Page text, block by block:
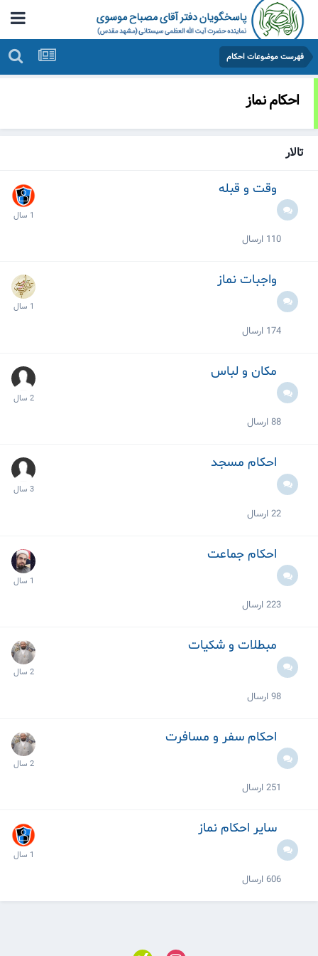
فهرست موضوعات احکام
احکام نماز
تالار
وقت و قبله
110 ارسال
واجبات نماز
174 ارسال
مکان و لباس
88 ارسال
احکام مسجد
22 ارسال
احکام جماعت
223 ارسال
مبطلات و شکیات
98 ارسال
احکام سفر و مسافرت
251 ارسال
سایر احکام نماز
606 ارسال